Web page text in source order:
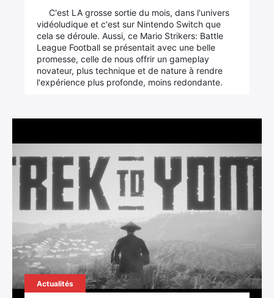
C'est LA grosse sortie du mois, dans l'univers
vidéoludique et c'est sur Nintendo Switch que
cela se déroule. Aussi, ce Mario Strikers: Battle
League Football se présentait avec une belle
promesse, celle de nous offrir un gameplay
novateur, plus technique et de nature à rendre
l'expérience plus profonde, moins redondante.
Actualités